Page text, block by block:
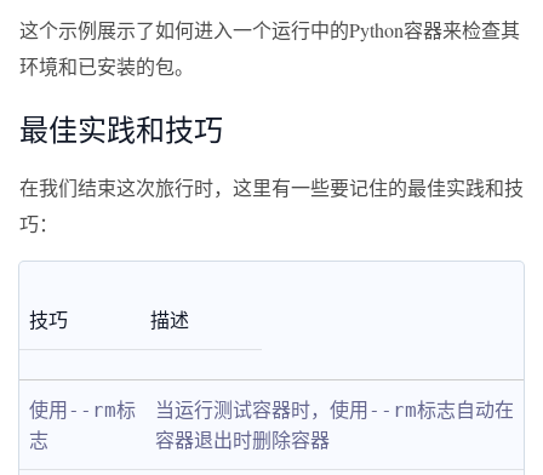
这个示例展示了如何进入一个运行中的Python容器来检查其
环境和已安装的包。
最佳实践和技巧
在我们结束这次旅行时，这里有一些要记住的最佳实践和技
巧：
技巧 描述
使用--rm标
志
当运行测试容器时，使用--rm标志自动在
容器退出时删除容器